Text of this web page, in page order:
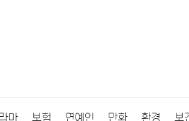
마 보험 연예인 만화 환경 보